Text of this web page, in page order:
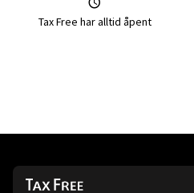
Tax Free har alltid åpent